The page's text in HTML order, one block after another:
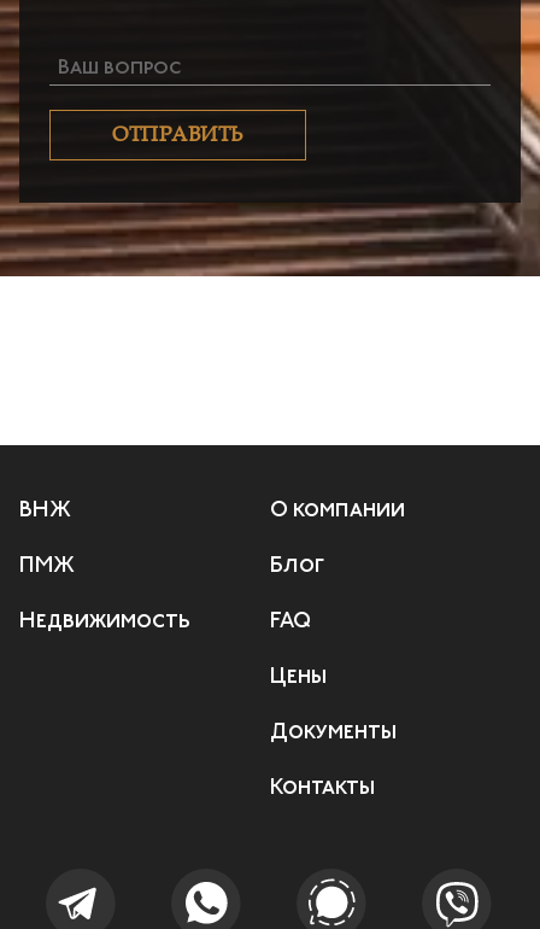
Ваш вопрос
ОТПРАВИТЬ
ВНЖ
ПМЖ
Недвижимость
О компании
Блог
FAQ
Цены
Документы
Контакты